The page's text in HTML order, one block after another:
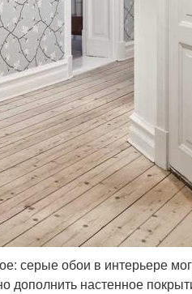
серые обои в интерьере
дополнить настенное